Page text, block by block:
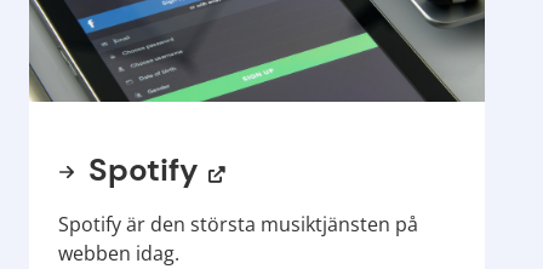
Spotify
Spotifyär den största musiktjänsten på
webben idag.